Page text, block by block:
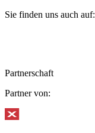
Sie finden uns auch auf:
Partnerschaft
Partner von: